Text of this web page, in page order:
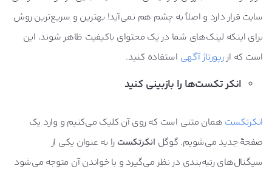
سایت قرار دارد و اصلاً به چشم هم نمی‌آید! بهترین و سریع‌ترین روش
برای اینکه لینک‌های شما در یک محتوای باکیفیت ظاهر شوند، این
است که ازرپورتاژ آگهی استفاده کنید.
انکر تکست‌ها را بازبینی کنید
انکرتکست همان متنی است که روی آن کلیک می‌کنیم و وارد یک
صفحۀ جدید می‌شویم. گوگل انکرتکست را به عنوان یکی از
سیگنال‌های رتبه‌بندی در نظر می‌گیرد و با خواندن آن متوجه می‌شود